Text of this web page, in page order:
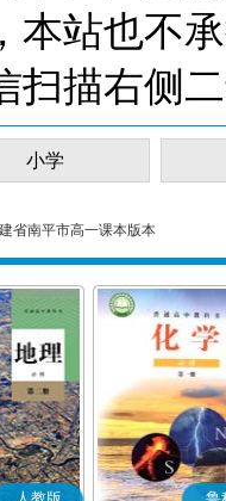
本站也不
扫描右侧
小学
省南平市高一课本版本